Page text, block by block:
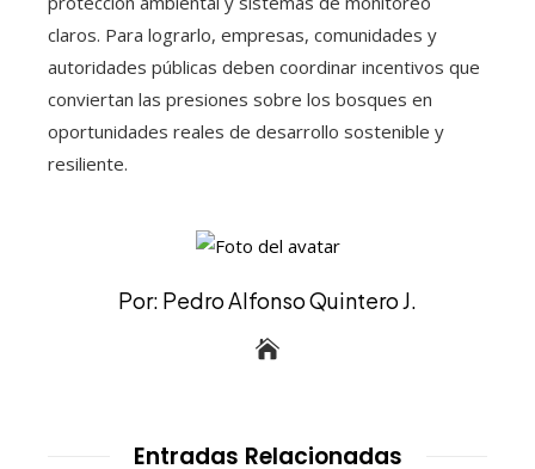
claros. Para lograrlo, empresas, comunidades y
autoridades públicas deben coordinar incentivos que
conviertan las presiones sobre los bosques en
oportunidades reales de desarrollo sostenible y
resiliente.
Por: Pedro Alfonso Quintero J.
Entradas Relacionadas